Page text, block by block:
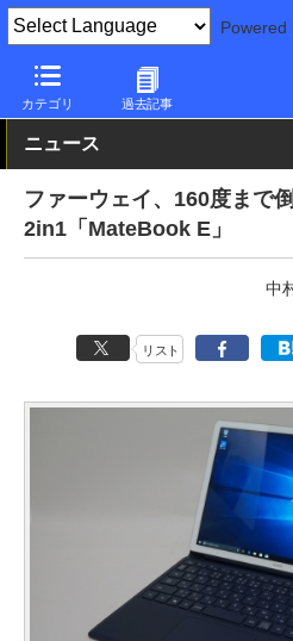
Powered
カテゴリ 過去記事
PC Watch パソコン/タブレット/ス
ニュース
ファーウェイ、160度まで
2in1「MateBook E」
中
リスト